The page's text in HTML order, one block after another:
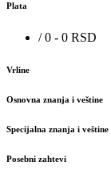
Plata
/ 0 - 0 RSD
Vrline
Osnovna znanja i veštine
Specijalna znanja i veštine
Posebni zahtevi